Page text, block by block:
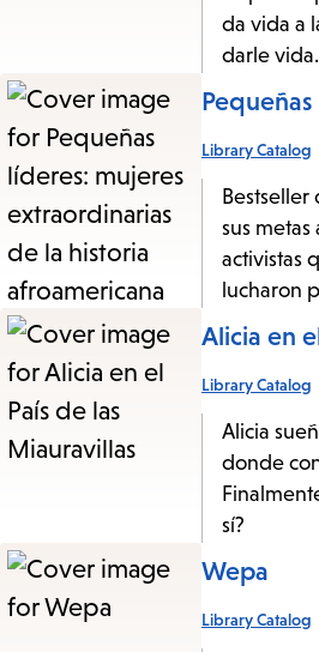
da vida a
darle vida.
Library Catalog
Bestseller
sus
activistas
lucharon
Alicia en
Library Catalog
Alicia
donde
sí?
Wepa
Library Catalog